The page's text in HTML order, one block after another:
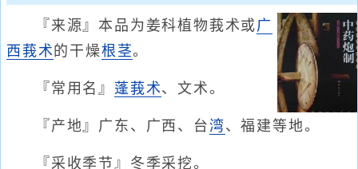
『来源』本品为姜科植物莪术或广
西莪术 的干燥根茎。
『常用名』 蓬莪术、文术。
『产地』广东、广西、台湾 、福建等地。
『采收季节』冬季采挖。